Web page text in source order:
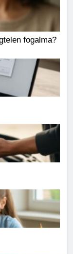
fogalma?